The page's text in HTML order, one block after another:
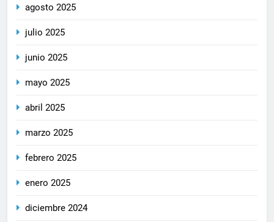
agosto 2025
julio 2025
junio 2025
mayo 2025
abril 2025
marzo 2025
febrero 2025
enero 2025
diciembre 2024